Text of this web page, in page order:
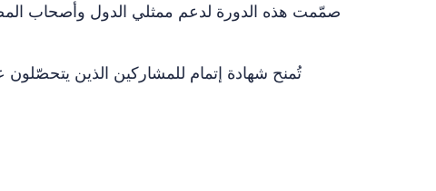
صمّمت هذه الدورة لدعم ممثلي الدول وأصحاب